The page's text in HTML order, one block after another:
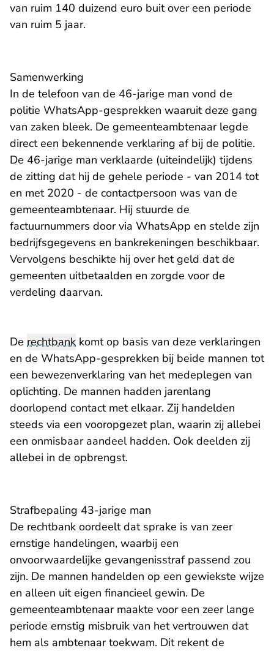
van ruim 140 duizend euro buit over een periode
van ruim 5 jaar.
Samenwerking
In de telefoon van de 46-jarige man vond de
politie WhatsApp-gesprekken waaruit deze gang
van zaken bleek. De gemeenteambtenaar legde
direct een bekennende verklaring af bij de politie.
De 46-jarige man verklaarde (uiteindelijk) tijdens
de zitting dat hij de gehele periode - van 2014 tot
en met 2020 - de contactpersoon was van de
gemeenteambtenaar. Hij stuurde de
factuurnummers door via WhatsApp en stelde zijn
bedrijfsgegevens en bankrekeningen beschikbaar.
Vervolgens beschikte hij over het geld dat de
gemeenten uitbetaalden en zorgde voor de
verdeling daarvan.
De rechtbank komt op basis van deze verklaringen
en de WhatsApp-gesprekken bij beide mannen tot
een bewezenverklaring van het medeplegen van
oplichting. De mannen hadden jarenlang
doorlopend contact met elkaar. Zij handelden
steeds via een vooropgezet plan, waarin zij allebei
een onmisbaar aandeel hadden. Ook deelden zij
allebei in de opbrengst.
Strafbepaling 43-jarige man
De rechtbank oordeelt dat sprake is van zeer
ernstige handelingen, waarbij een
onvoorwaardelijke gevangenisstraf passend zou
zijn. De mannen handelden op een gewiekste wijze
en alleen uit eigen financieel gewin. De
gemeenteambtenaar maakte voor een zeer lange
periode ernstig misbruik van het vertrouwen dat
hem als ambtenaar toekwam. Dit rekent de